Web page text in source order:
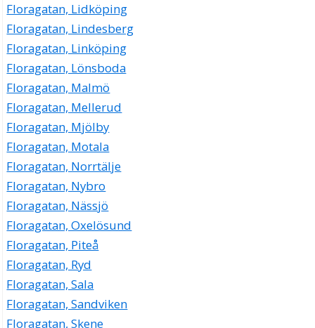
Floragatan, Lidköping
Floragatan, Lindesberg
Floragatan, Linköping
Floragatan, Lönsboda
Floragatan, Malmö
Floragatan, Mellerud
Floragatan, Mjölby
Floragatan, Motala
Floragatan, Norrtälje
Floragatan, Nybro
Floragatan, Nässjö
Floragatan, Oxelösund
Floragatan, Piteå
Floragatan, Ryd
Floragatan, Sala
Floragatan, Sandviken
Floragatan, Skene